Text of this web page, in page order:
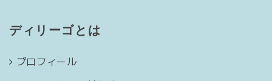
ディリーゴとは
プロフィール